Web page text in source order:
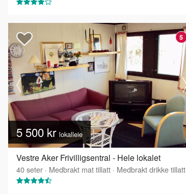
5
5 500 kr lokalleie
Vestre Aker Frivilligsentral - Hele lokalet
40seter · Medbrakt mat tillatt · Medbrakt drikke tillatt